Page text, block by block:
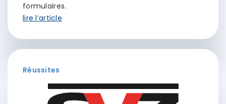
formulaires.
lire l’article
Réussites